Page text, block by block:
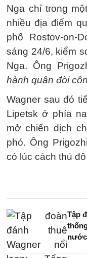
Nga chỉ trong
nhiều địa điểm
phố Rostov-on-
sáng 24/6, kiểm
Nga. Ông
hành quân đòi
Wagner sau đó
Lipetsk ở phía
mở chiến dịch
phó. Ông
có lúc cách thủ
Tập